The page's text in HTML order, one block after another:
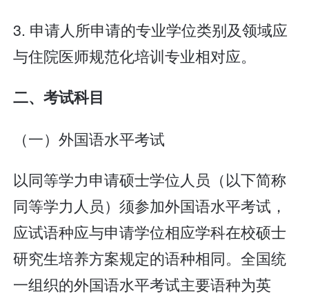
3. 申请人所申请的专业学位类别及领域应
与住院医师规范化培训专业相对应。
二、考试科目
（一）外国语水平考试
以同等学力申请硕士学位人员（以下简称
同等学力人员）须参加外国语水平考试，
应试语种应与申请学位相应学科在校硕士
研究生培养方案规定的语种相同。全国统
一组织的外国语水平考试主要语种为英